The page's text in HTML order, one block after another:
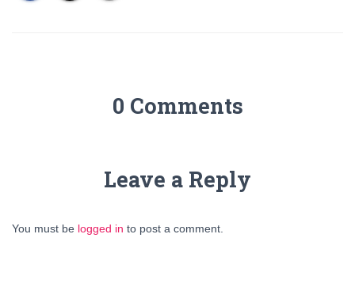
0 Comments
Leave a Reply
You must be logged in to post a comment.